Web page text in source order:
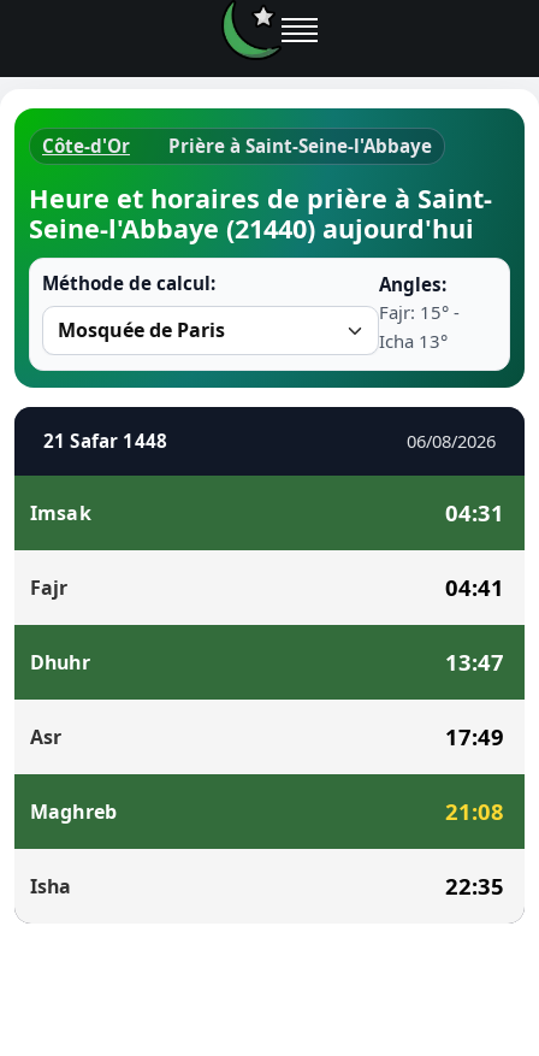
Horaires
Heure de
Ramadan
Comment
Côte-d'Or Prière à Saint-Seine-l'Abbaye
Heure et horaires de prière à Saint-
Seine-l'Abbaye (21440) aujourd'hui
Méthode de calcul:
Angles:
Fajr: 15° -
Icha 13°
21 Safar 1448 06/08/2026
Imsak 04:31
Fajr 04:41
Dhuhr 13:47
Asr 17:49
Maghreb 21:08
Isha 22:35